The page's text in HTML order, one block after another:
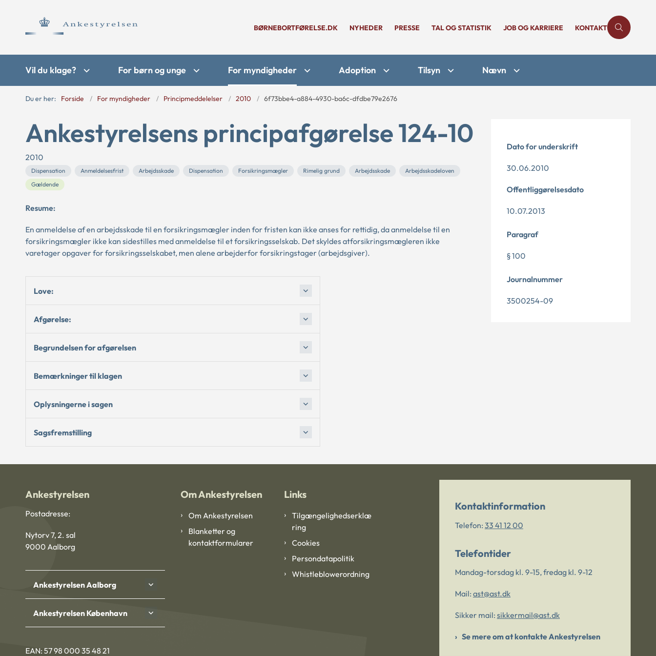
BØRNEBORTFØRELSE.DK NYHEDER PRESSE TAL OG STATISTIK JOB OG KARRIERE KONTAKT
Vil du klage? For børn og unge For myndigheder Adoption Tilsyn Nævn
Du er her: Forside For myndigheder Principmeddelelser 2010 6f73bbe4-a884-4930-ba6c-dfdbe79e2676
Ankestyrelsens principafgørelse 124-10
2010
Dispensation Anmeldelsesfrist Arbejdsskade Dispensation Forsikringsmægler Rimelig grund Arbejdsskade
Arbejdsskadeloven
Gældende
Resume:
En anmeldelse af en arbejdsskade til en forsikringsmægler inden for fristen kan ikke anses for rettidig, da anmeldelse til en
forsikringsmægler ikke kan sidestilles med anmeldelse til et forsikringsselskab. Det skyldes atforsikringsmægleren ikke
varetager opgaver for forsikringsselskabet, men alene arbejderfor forsikringstager (arbejdsgiver).
Love:
Afgørelse:
Begrundelsen for afgørelsen
Bemærkninger til klagen
Oplysningerne i sagen
Sagsfremstilling
Dato for underskrift
30.06.2010
Offentliggørelsesdato
10.07.2013
Paragraf
§ 100
Journalnummer
3500254-09
Ankestyrelsen
Postadresse:
Nytorv 7, 2. sal
9000 Aalborg
Ankestyrelsen Aalborg
Ankestyrelsen København
EAN: 57 98 000 35 48 21
Om Ankestyrelsen
Om Ankestyrelsen
Blanketter og
kontaktformularer
Links
Tilgængelighedserklæ
ring
Cookies
Persondatapolitik
Whistleblowerordning
Kontaktinformation
Telefon: 33 41 12 00
Telefontider
Mandag-torsdag kl. 9-15, fredag kl. 9-12
Mail: ast@ast.dk
Sikker mail: sikkermail@ast.dk
Se mere om at kontakte Ankestyrelsen